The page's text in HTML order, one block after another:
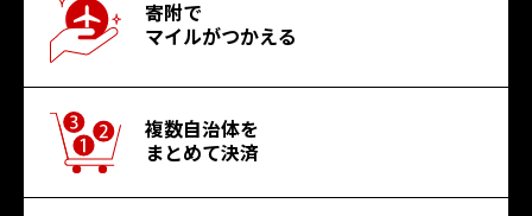
寄附で
マイルがつかえる
複数自治体を
まとめて決済